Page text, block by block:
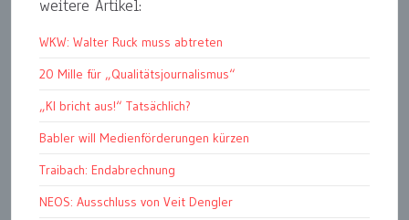
weitere Artikel:
WKW: Walter Ruck muss abtreten
20 Mille für „Qualitätsjournalismus“
„KI bricht aus!“ Tatsächlich?
Babler will Medienförderungen kürzen
Traibach: Endabrechnung
NEOS: Ausschluss von Veit Dengler